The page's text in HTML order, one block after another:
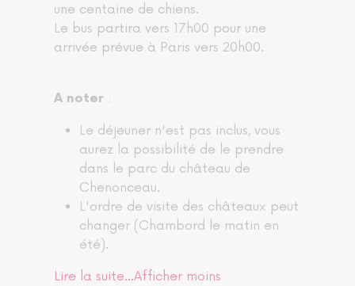
une centaine de chiens.
Le bus partira vers 17h00 pour une
arrivée prévue à Paris vers 20h00.
A noter :
Le déjeuner n'est pas inclus, vous
aurez la possibilité de le prendre
dans le parc du château de
Chenonceau.
L'ordre de visite des châteaux peut
changer (Chambord le matin en
été).
Lire la suite...Afficher moins